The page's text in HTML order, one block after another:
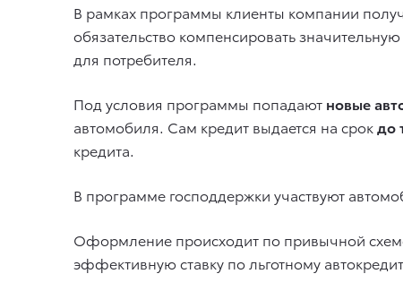
В рамках программы клиенты компании
обязательство компенсировать
для потребителя.
Под условия программы попадают новые
автомобиля. Сам кредит выдается на срокдо
кредита.
В программе господдержки участвуют
Оформление происходит по привычной
эффективную ставку по льготному